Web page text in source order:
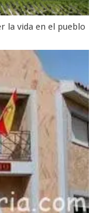
la vida en el pueblo